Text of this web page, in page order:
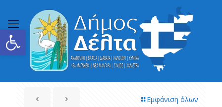
Ανοίξτε τη γραμμή εργαλείων
Εμφάνιση όλων